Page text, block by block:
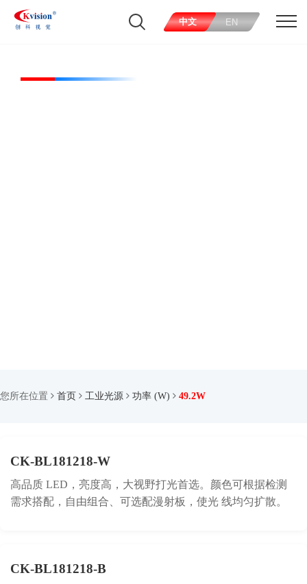
中文 EN
您所在位置 首页 工业光源 功率 (W) 49.2W
CK-BL181218-W
高品质 LED，亮度高，大视野打光首选。颜色可根据检测
需求搭配，自由组合、可选配漫射板，使光 线均匀扩散。
CK-BL181218-B